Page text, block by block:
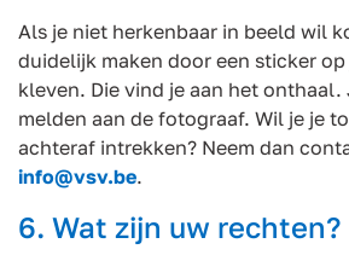
Als je niet herkenbaar in beeld wil
duidelijk maken door een sticker
kleven. Die vind je aan het
melden aan de fotograaf. Wil je je
achteraf intrekken? Neem dan
info@vsv.be.
6. Wat zijn uw rechten?